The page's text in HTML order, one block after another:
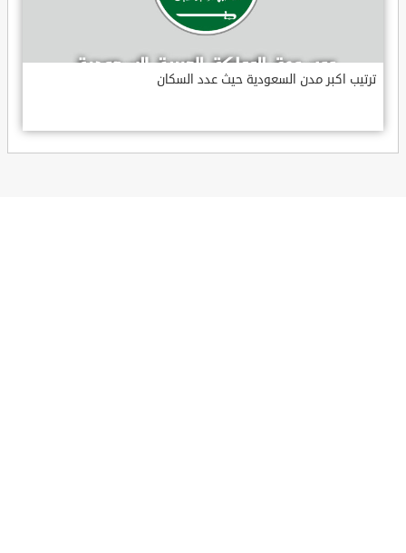
ترتيب اكبر مدن السعودية حيث عدد السكان